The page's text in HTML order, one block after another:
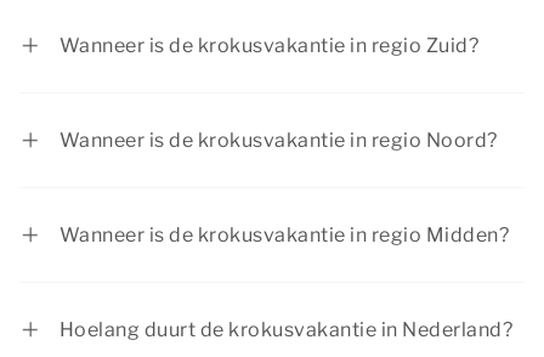
Wanneer is de krokusvakantie in regio Zuid?
Wanneer is de krokusvakantie in regio Noord?
Wanneer is de krokusvakantie in regio Midden?
Hoelang duurt de krokusvakantie in Nederland?